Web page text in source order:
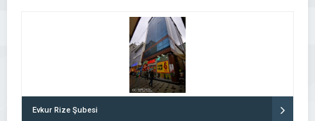
Evkur Rize Şubesi